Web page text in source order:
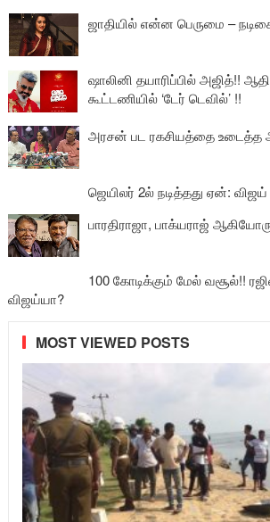
ஜாதியில் என்ன பெருமை –
ஷாலினி தயாரிப்பில் அஜித்!!
கூட்டணியில் ‘டேர் டெவில்’ !!
அரசன் பட ரகசியத்தை உடைத்த
ஜெயிலர் 2ல் நடித்தது ஏன்: விஜய்
பாரதிராஜா, பாக்யராஜ்
100 கோடிக்கும் மேல் வசூல்!!
விஜய்யா?
MOST VIEWED POSTS